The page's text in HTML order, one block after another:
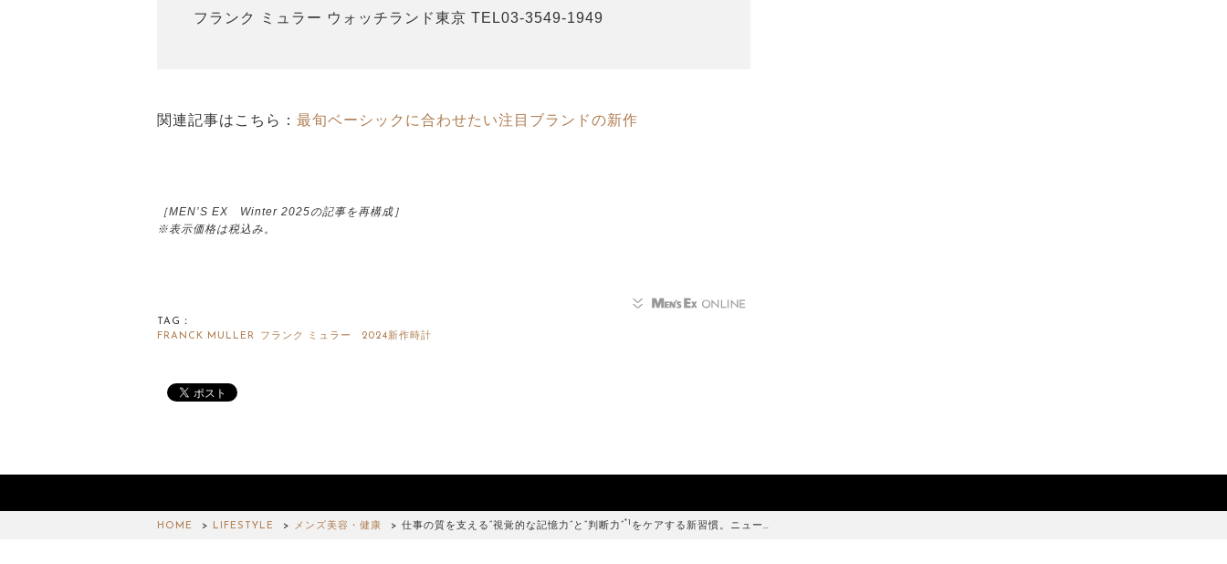
フランク ミュラー ウォッチランド東京 TEL03-3549-1949
関連記事はこちら： 最旬ベーシックに合わせたい注目ブランドの新作
［MEN’S EX Winter 2025の記事を再構成］
※表示価格は税込み。
TAG：
FRANCK MULLER
フランク ミュラー 2024新作時計
HOME LIFESTYLE メンズ美容・健康 仕事の質を支える“視覚的な記憶力”と“判断力”*1 をケアする新習慣。ニュー…